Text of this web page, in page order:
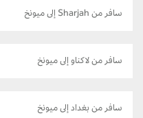
سافر من Sharjah إلى ميونخ
سافر من لاكناو إلى ميونخ
سافر من بغداد إلى ميونخ